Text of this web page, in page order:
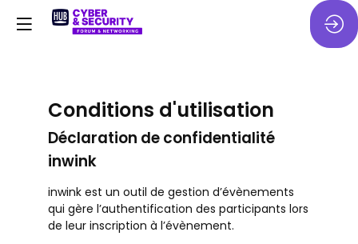
Conditions d'utilisation
Déclaration de confidentialité
inwink
inwink est un outil de gestion d’évènements
qui gère l’authentification des participants lors
de leur inscription à l’évènement.